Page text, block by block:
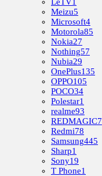
Meizu5
Microsoft4
Motorola85
Nokia27
Nothing57
Nubia29
OnePlus135
OPPO105
POCO34
Polestar1
realme93
REDMAGIC7
Redmi78
Samsung445
Sharp1
Sony19
T Phone1